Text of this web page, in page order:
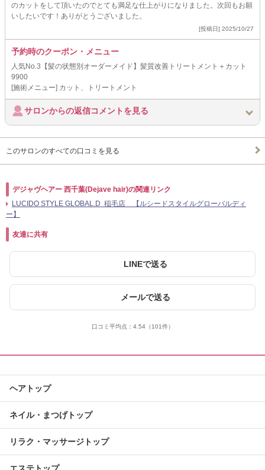
のカットをして頂いたのでとても満足な仕上がりになりました。次回もお願
いしたいです！ありがとうございました。
[投稿日] 2025/10/27
予約時のクーポン・メニュー
人気No.3【髪の状態別オーダーメイド】髪質改善トリートメント＋カット
9900
[施術メニュー] カット、トリートメント
サロンからの返信コメントを見る
このサロンのすべての口コミを見る
デジャヴヘアー 西千葉(Dejave hair)の関連リンク
LUCIDO STYLE GLOBAL.D 稲毛店 【ルシードスタイルグローバルディ
ー】
友達に共有
LINEで送る
メールで送る
口コミ平均点： 4.54（101件）
ヘアトップ
ネイル・まつげトップ
リラク・マッサージトップ